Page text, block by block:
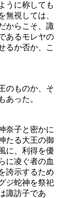
うに称しても
無視しては、
からこそ、諏
あるモレヤの
るか否か、こ
のものか、そ
あった。
奈子と密かに
たる大王の御
に、利得を優
に凌ぐ者の血
誇示するため
ジ蛇神を祭祀
諏訪子であ